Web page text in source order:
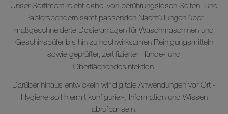
Unser Sortiment reicht dabei von berührungslosen Seifen- und
Papierspendern samt passenden Nachfüllungen über
maßgeschneiderte Dosieranlagen für Waschmaschinen und
Geschirrspüler bis hin zu hochwirksamen Reinigungsmitteln
sowie geprüfter, zertifizierter Hände- und
Oberflächendesinfektion.
Darüber hinaus entwickeln wir digitale Anwendungen vor Ort -
Hygiene soll hiermit konfigurier-, Information und Wissen
abrufbar sein.